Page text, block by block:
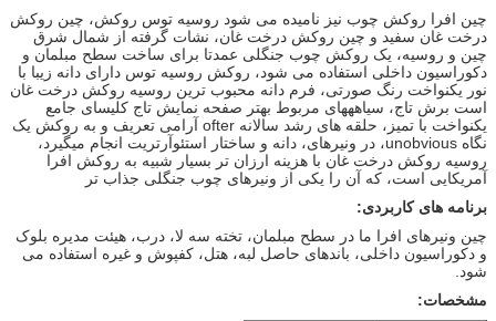
چین افرا روکش چوب نیز نامیده می شود روسیه توس روکش، چین روکش
درخت غان سفید و چین روکش درخت غان، نشات گرفته از شمال شرق
چین و روسیه، یک روکش چوب جنگلی عمدتا برای ساخت سطح مبلمان و
دکوراسیون داخلی استفاده می شود، روکش روسیه توس دارای دانه زیبا با
نور یکنواخت رنگ صورتی، فرم دانه محبوب ترین روسیه روکش درخت غان
است برش تاج، سیاهههای مربوط بهتر صفحه نمایش تاج کلیسای جامع
یکنواخت با تمیز، حلقه های رشد سالانه ofter آرامی تعریف و به روکش یک
نگاه unobvious، در ونیرهای، دانه و ساختار استئوآرتریت انجام میگیرد،
روسیه روکش درخت غان با هزینه ارزان تر بسیار شبیه به روکش افرا
آمریکایی است، که آن را یکی از ونیرهای چوب جنگلی جذاب تر
برنامه های کاربردی:
چین ونیرهای افرا ما در سطح مبلمان، تخته سه لا، درب، هیئت مدیره بلوک
و دکوراسیون داخلی، باندهای حاصل لبه، هتل، کفپوش و غیره استفاده می
شود.
مشخصات: